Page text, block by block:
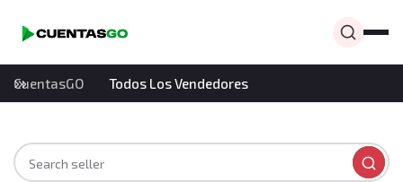
CuentasGO Todos Los Vendedores